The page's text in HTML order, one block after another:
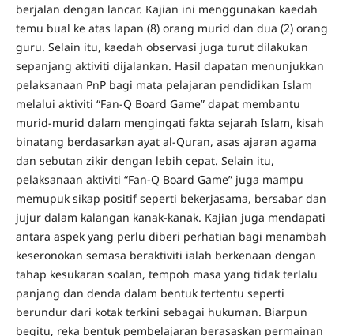
berjalan dengan lancar. Kajian ini menggunakan kaedah
temu bual ke atas lapan (8) orang murid dan dua (2) orang
guru. Selain itu, kaedah observasi juga turut dilakukan
sepanjang aktiviti dijalankan. Hasil dapatan menunjukkan
pelaksanaan PnP bagi mata pelajaran pendidikan Islam
melalui aktiviti “Fan-Q Board Game” dapat membantu
murid-murid dalam mengingati fakta sejarah Islam, kisah
binatang berdasarkan ayat al-Quran, asas ajaran agama
dan sebutan zikir dengan lebih cepat. Selain itu,
pelaksanaan aktiviti “Fan-Q Board Game” juga mampu
memupuk sikap positif seperti bekerjasama, bersabar dan
jujur dalam kalangan kanak-kanak. Kajian juga mendapati
antara aspek yang perlu diberi perhatian bagi menambah
keseronokan semasa beraktiviti ialah berkenaan dengan
tahap kesukaran soalan, tempoh masa yang tidak terlalu
panjang dan denda dalam bentuk tertentu seperti
berundur dari kotak terkini sebagai hukuman. Biarpun
begitu, reka bentuk pembelajaran berasaskan permainan